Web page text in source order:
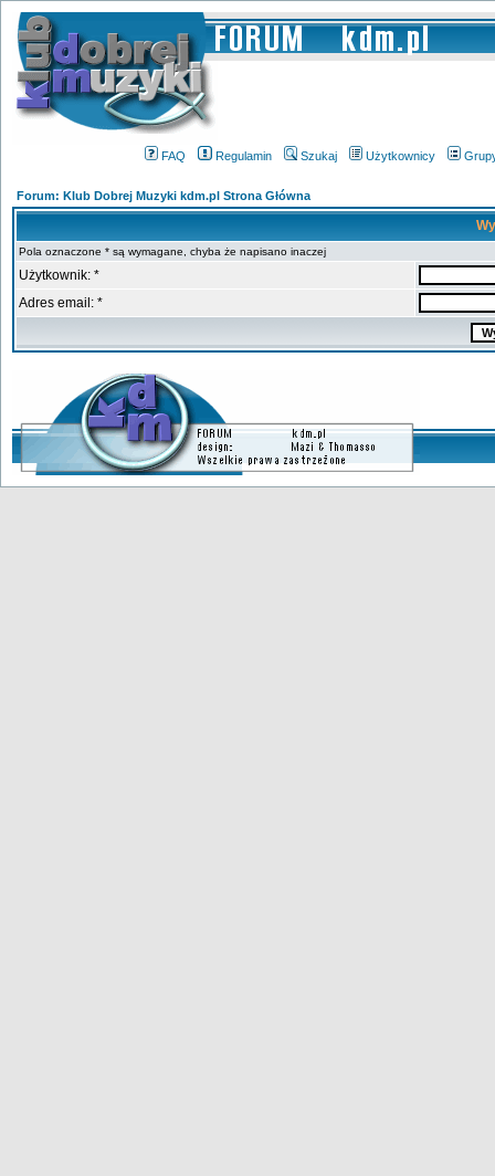
FAQ Regulamin Szukaj Użytkownicy
Forum: Klub Dobrej Muzyki kdm.pl Strona Główna
Pola oznaczone * są wymagane, chyba że napisano inaczej
Użytkownik: *
Adres email: *